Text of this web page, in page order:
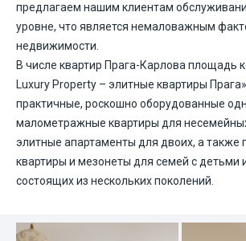
предлагаем нашим клиентам
уровне, что является немаловажным
недвижимости.
В числе квартир Прага-Карлова площадь
Luxury Property – элитные квартиры
практичные, роскошно оборудованные
малометражные квартиры для
элитные апартаменты для двоих, а также
квартиры и мезонеты для семей с детьми
состоящих из нескольких поколений.